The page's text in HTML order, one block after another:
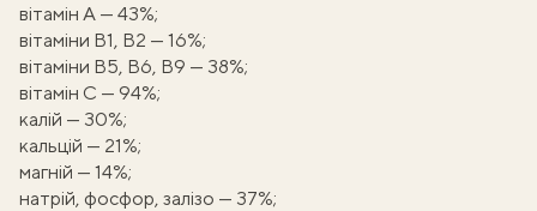
вітамін А — 43%;
вітаміни В1, В2 — 16%;
вітаміни В5, В6, В9 — 38%;
вітамін С — 94%;
калій — 30%;
кальцій — 21%;
магній — 14%;
натрій, фосфор, залізо — 37%;